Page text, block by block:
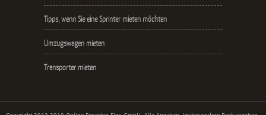
Tipps, wenn Sie eine Sprinter mieten möchten
Umzugswagen mieten
Transporter mieten